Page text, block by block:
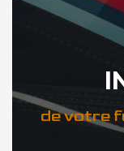
de votre